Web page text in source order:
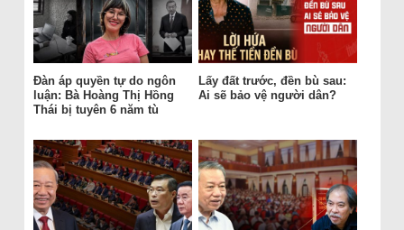
Đàn áp quyền tự do ngôn
luận: Bà Hoàng Thị Hồng
Thái bị tuyên 6 năm tù
Lấy đất trước, đền bù sau:
Ai sẽ bảo vệ người dân?